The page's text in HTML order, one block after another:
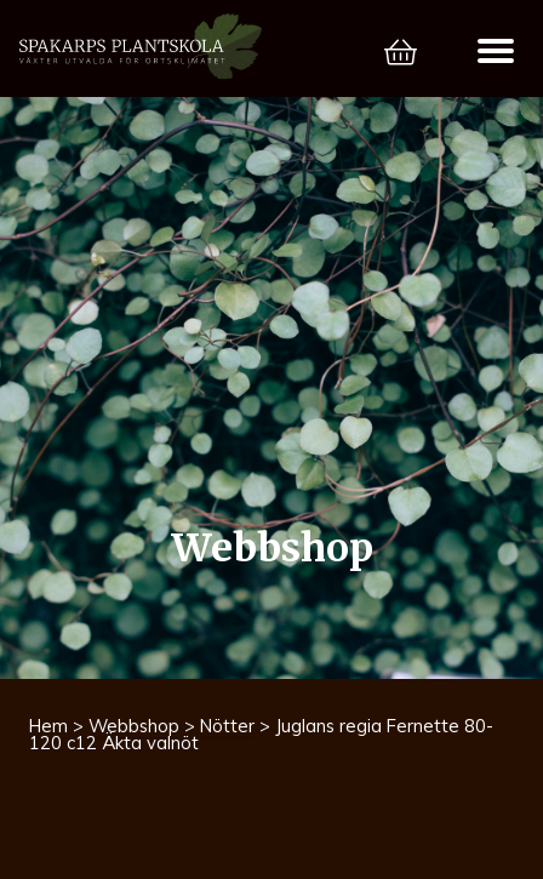
Webbshop
Hem > Webbshop > Nötter > Juglans regia Fernette 80-
120 c12 Äkta valnöt